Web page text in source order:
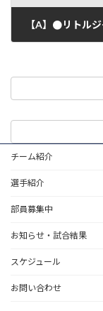
【A】●リトル
チーム紹介
選手紹介
部員募集中
お知らせ・試合結果
スケジュール
お問い合わせ